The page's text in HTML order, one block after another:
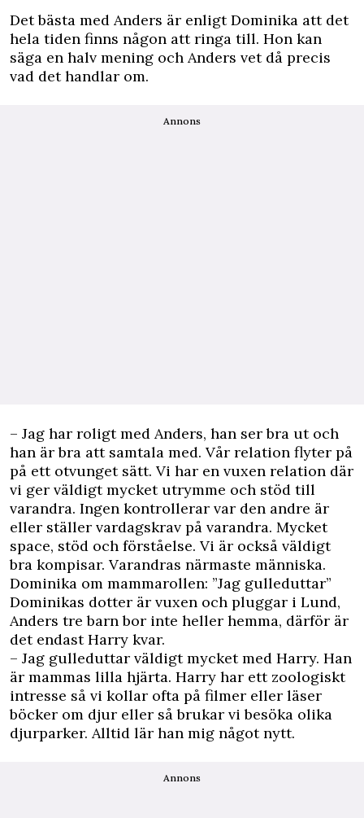
Det bästa med Anders är enligt Dominika att det
hela tiden finns någon att ringa till. Hon kan
säga en halv mening och Anders vet då precis
vad det handlar om.
Annons
– Jag har roligt med Anders, han ser bra ut och
han är bra att samtala med. Vår relation flyter på
på ett otvunget sätt. Vi har en vuxen relation där
vi ger väldigt mycket utrymme och stöd till
varandra. Ingen kontrollerar var den andre är
eller ställer vardagskrav på varandra. Mycket
space, stöd och förståelse. Vi är också väldigt
bra kompisar. Varandras närmaste människa.
Dominika om mammarollen: ”Jag gulleduttar”
Dominikas dotter är vuxen och pluggar i Lund,
Anders tre barn bor inte heller hemma, därför är
det endast Harry kvar.
– Jag gulleduttar väldigt mycket med Harry. Han
är mammas lilla hjärta. Harry har ett zoologiskt
intresse så vi kollar ofta på filmer eller läser
böcker om djur eller så brukar vi besöka olika
djurparker. Alltid lär han mig något nytt.
Annons